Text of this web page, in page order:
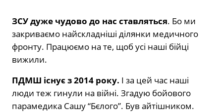
ЗСУ дуже чудово до нас ставляться. Бо ми
закриваємо найскладніші ділянки медичного
фронту. Працюємо на те, щоб усі наші бійці
вижили.
ПДМШ існує з 2014 року. І за цей час наші
люди теж гинули на війні. Згадую бойового
парамедика Сашу “Бєлого”. Був айтішником.